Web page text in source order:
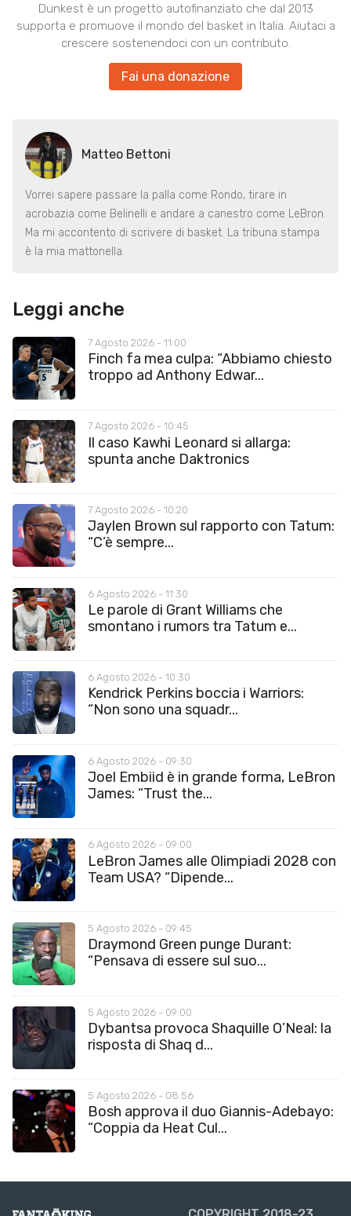
Dunkest è un progetto autofinanziato che dal 2013
supporta e promuove il mondo del basket in Italia. Aiutaci a
crescere sostenendoci con un contributo.
Fai una donazione
Matteo Bettoni
Vorrei sapere passare la palla come Rondo, tirare in
acrobazia come Belinelli e andare a canestro come LeBron.
Ma mi accontento di scrivere di basket. La tribuna stampa
è la mia mattonella.
Leggi anche
7 Agosto 2026 - 11:00
Finch fa mea culpa: “Abbiamo chiesto
troppo ad Anthony Edwar...
7 Agosto 2026 - 10:45
Il caso Kawhi Leonard si allarga:
spunta anche Daktronics
7 Agosto 2026 - 10:20
Jaylen Brown sul rapporto con Tatum:
“C’è sempre...
6 Agosto 2026 - 11:30
Le parole di Grant Williams che
smontano i rumors tra Tatum e...
6 Agosto 2026 - 10:30
Kendrick Perkins boccia i Warriors:
“Non sono una squadr...
6 Agosto 2026 - 09:30
Joel Embiid è in grande forma, LeBron
James: “Trust the...
6 Agosto 2026 - 09:00
LeBron James alle Olimpiadi 2028 con
Team USA? “Dipende...
5 Agosto 2026 - 09:45
Draymond Green punge Durant:
“Pensava di essere sul suo...
5 Agosto 2026 - 09:00
Dybantsa provoca Shaquille O’Neal: la
risposta di Shaq d...
5 Agosto 2026 - 08:56
Bosh approva il duo Giannis-Adebayo:
“Coppia da Heat Cul...